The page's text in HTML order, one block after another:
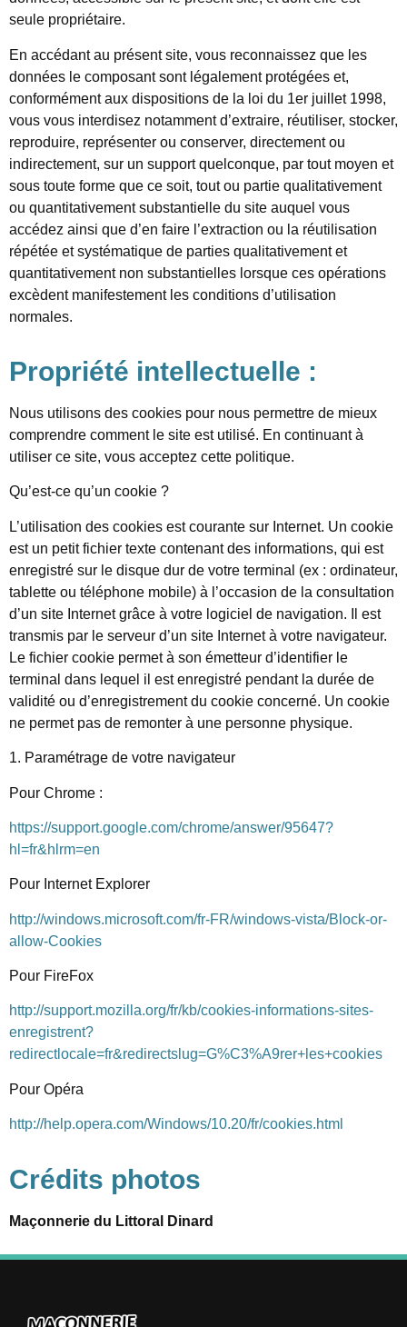
seule propriétaire.
En accédant au présent site, vous reconnaissez que les
données le composant sont légalement protégées et,
conformément aux dispositions de la loi du 1er juillet 1998,
vous vous interdisez notamment d’extraire, réutiliser, stocker,
reproduire, représenter ou conserver, directement ou
indirectement, sur un support quelconque, par tout moyen et
sous toute forme que ce soit, tout ou partie qualitativement
ou quantitativement substantielle du site auquel vous
accédez ainsi que d’en faire l’extraction ou la réutilisation
répétée et systématique de parties qualitativement et
quantitativement non substantielles lorsque ces opérations
excèdent manifestement les conditions d’utilisation
normales.
Propriété intellectuelle :
Nous utilisons des cookies pour nous permettre de mieux
comprendre comment le site est utilisé. En continuant à
utiliser ce site, vous acceptez cette politique.
Qu’est-ce qu’un cookie ?
L’utilisation des cookies est courante sur Internet. Un cookie
est un petit fichier texte contenant des informations, qui est
enregistré sur le disque dur de votre terminal (ex : ordinateur,
tablette ou téléphone mobile) à l’occasion de la consultation
d’un site Internet grâce à votre logiciel de navigation. Il est
transmis par le serveur d’un site Internet à votre navigateur.
Le fichier cookie permet à son émetteur d’identifier le
terminal dans lequel il est enregistré pendant la durée de
validité ou d’enregistrement du cookie concerné. Un cookie
ne permet pas de remonter à une personne physique.
1. Paramétrage de votre navigateur
Pour Chrome :
https://support.google.com/chrome/answer/95647?
hl=fr&hlrm=en
Pour Internet Explorer
http://windows.microsoft.com/fr-FR/windows-vista/Block-or-
allow-Cookies
Pour FireFox
http://support.mozilla.org/fr/kb/cookies-informations-sites-
enregistrent?
redirectlocale=fr&redirectslug=G%C3%A9rer+les+cookies
Pour Opéra
http://help.opera.com/Windows/10.20/fr/cookies.html
Crédits photos
Maçonnerie du Littoral Dinard